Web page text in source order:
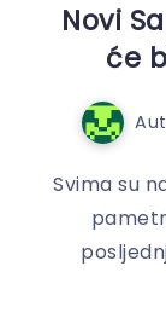
Novi
će
Svima su